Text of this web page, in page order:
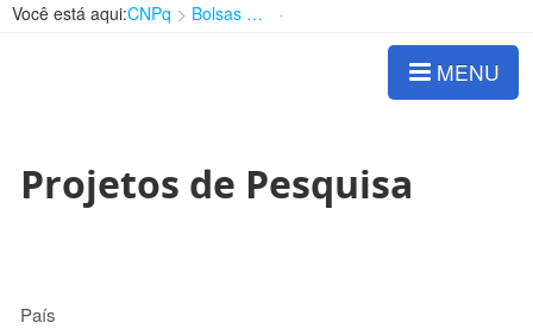
Você está aqui:CNPq Bolsas e Auxílios Vigentes
MENU
Projetos de Pesquisa
País